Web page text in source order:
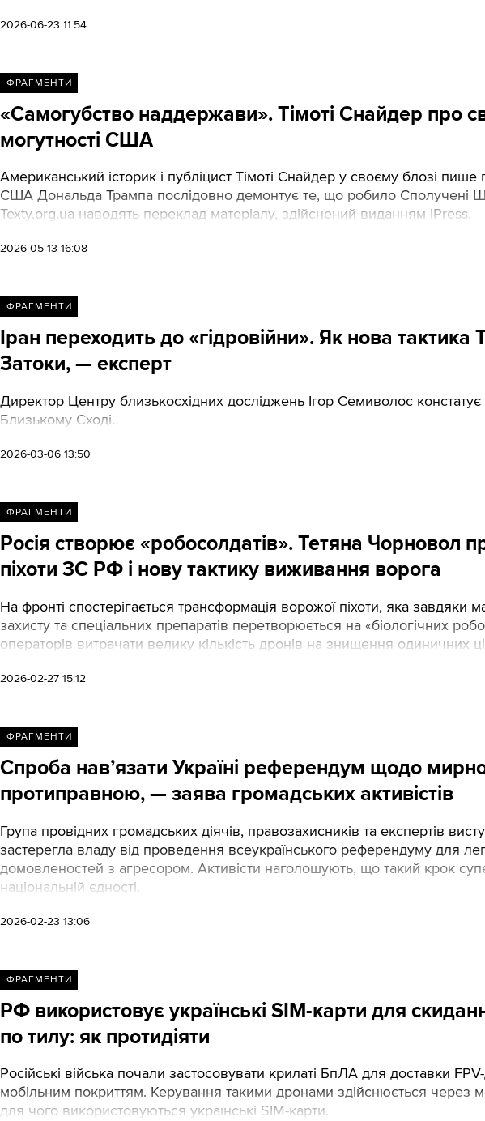
2026-06-23 11:54
ФРАГМЕНТИ
«Самогубство наддержави». Тімоті Снайдер про
могутності США
Американський історик і публіцист Тімоті Снайдер у своєму блозі пише
США Дональда Трампа послідовно демонтує те, що робило Сполучені
Texty.org.ua наводять переклад матеріалу, здійснений виданням iPress.
2026-05-13 16:08
ФРАГМЕНТИ
Іран переходить до «гідровійни». Як нова
Затоки, — експерт
Директор Центру близькосхідних досліджень Ігор Семиволос констатує
Близькому Сході.
2026-03-06 13:50
ФРАГМЕНТИ
Росія створює «робосолдатів». Тетяна Чорновол
піхоти ЗС РФ і нову тактику виживання ворога
На фронті спостерігається трансформація ворожої піхоти, яка
захисту та спеціальних препаратів перетворюється на «біологічних
операторів витрачати велику кількість дронів на знищення одиничних
2026-02-27 15:12
ФРАГМЕНТИ
Спроба нав’язати Україні референдум щодо
протиправною, — заява громадських активістів
Група провідних громадських діячів, правозахисників та експертів
застерегла владу від проведення всеукраїнського референдуму для
домовленостей з агресором. Активісти наголошують, що такий крок
національній єдності.
2026-02-23 13:06
ФРАГМЕНТИ
РФ використовує українські SIM-карти для
по тилу: як протидіяти
Російські війська почали застосовувати крилаті БпЛА для доставки
мобільним покриттям. Керування такими дронами здійснюється через
для чого використовуються українські SIM-карти.